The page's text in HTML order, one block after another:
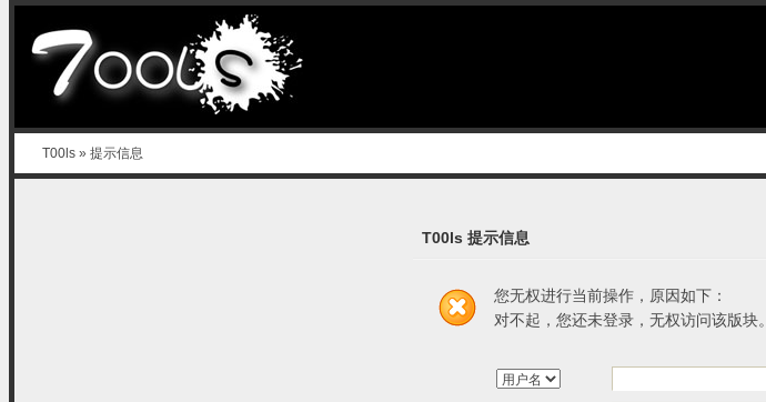
T00ls » 提示信息
T00ls 提示信息
您无权进行当前操作，原因如下：
对不起，您还未登录，无权访问该版块。